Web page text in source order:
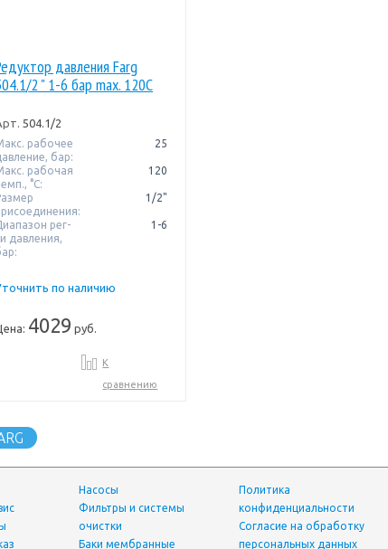
давления Farg
2 " 1-6 бар max. 120C
504.1/2
рабочее
бар:
25
рабочая
°С:
120
1/2"
рег-
давления,
1-6
по наличию
4029 руб.
К
сравнению
Насосы
фильтры и системы
очистки
Баки мембранные
Политика
конфиденциальности
Согласие на обработку
персональных данных